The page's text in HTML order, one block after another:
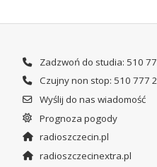
Zadzwoń do studia: 510
Czujny non stop: 510 777
Wyślij do nas wiadomość
Prognoza pogody
radioszczecin.pl
radioszczecinextra.pl